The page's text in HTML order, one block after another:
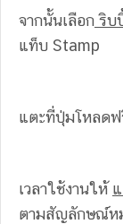
จากนั้นเลือกริบ
แท็บ Stamp
แตะที่ปุ่มโหลดฟ
เวลาใช้งานให้
ตามสัญลักษณ์หม